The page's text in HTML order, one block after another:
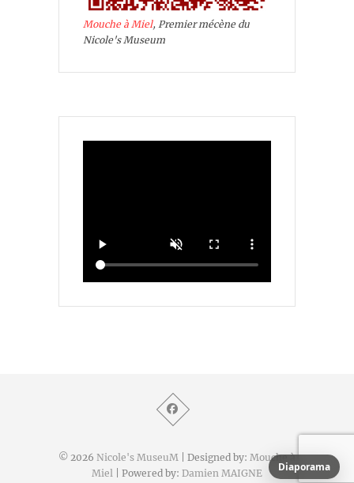
Mouche à Miel, Premier mécène du
Nicole's Museum
© 2026 Nicole's MuseuM | Designed by: Mouche à
Miel
| Powered by: Damien MAIGNE Diaporama